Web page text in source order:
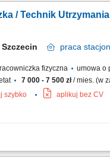
wizerunek firmy oraz
/ Technik Utrzymania
Szczecin praca
fizyczna
umowa o
7 000 - 7 500 zł/ mies. (w
szybko aplikuj bez CV
obsługa techniczna